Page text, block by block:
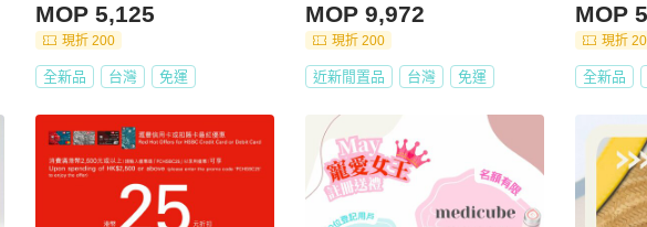
MOP 5,125
現折 200
全新品 台灣 免運
MOP 9,972
現折 200
近新閒置品 台灣 免運
MOP
現折
全新品